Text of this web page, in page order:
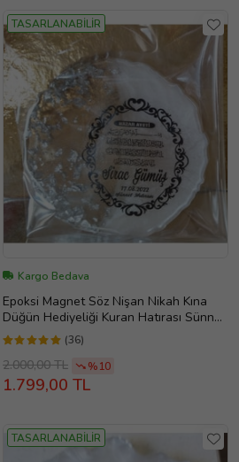
TASARLANABİLİR
Kargo Bedava
Epoksi Magnet Söz Nişan Nikah Kına
Düğün Hediyeliği Kuran Hatırası Sünnet
Mevlüt (Gümüş)
(36)
2.000,00 TL %10
1.799,00 TL
TASARLANABİLİR